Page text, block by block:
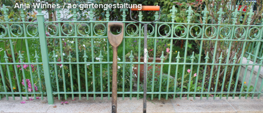
Anja Winnes / ao gartengestaltung